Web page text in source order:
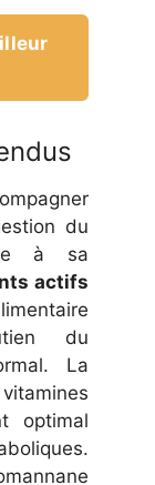
du
à sa
actifs
du
La
optimal